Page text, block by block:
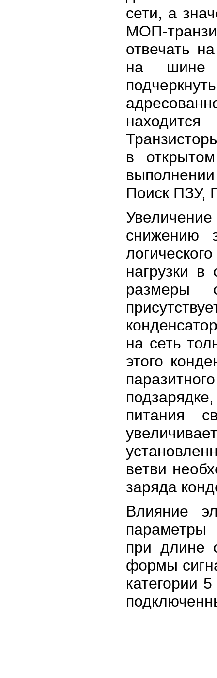
сети, а
МОП-
отвечать
на шине
находится
в
Поиск ПЗУ,
снижению
нагрузки в
размеры
на сеть
этого
питания
ветви
заряда
Влияние
параметры
при
формы
категории